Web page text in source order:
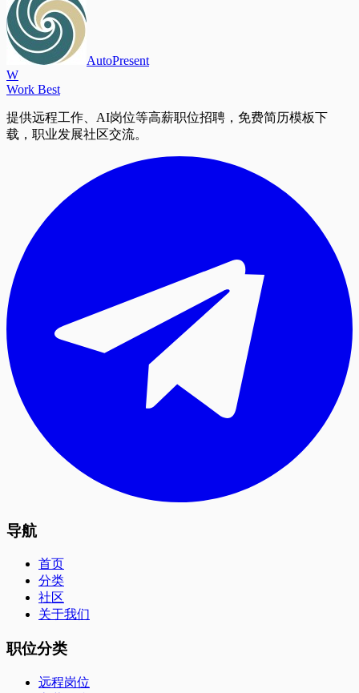
AutoPresent
W
Work Best
提供远程工作、AI岗位等高薪职位招聘，免费简历模板下
载，职业发展社区交流。
导航
首页
分类
社区
关于我们
职位分类
远程岗位